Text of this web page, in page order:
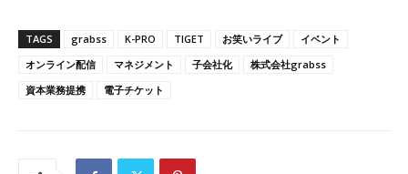
TAGS grabss K-PRO TIGET お笑いライブ
イベント
オンライン配信
マネジメント 子会社化
株式会社grabss
資本業務提携
電子チケット